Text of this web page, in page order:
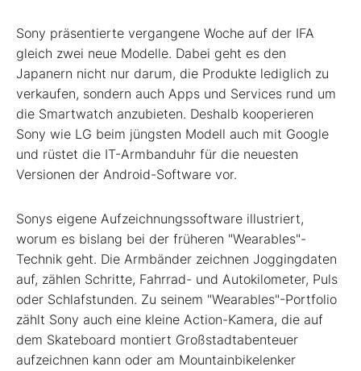
Sony präsentierte vergangene Woche auf der IFA
gleich zwei neue Modelle. Dabei geht es den
Japanern nicht nur darum, die Produkte lediglich zu
verkaufen, sondern auch Apps und Services rund um
die Smartwatch anzubieten. Deshalb kooperieren
Sony wie LG beim jüngsten Modell auch mit Google
und rüstet die IT-Armbanduhr für die neuesten
Versionen der Android-Software vor.
Sonys eigene Aufzeichnungssoftware illustriert,
worum es bislang bei der früheren "Wearables"-
Technik geht. Die Armbänder zeichnen Joggingdaten
auf, zählen Schritte, Fahrrad- und Autokilometer, Puls
oder Schlafstunden. Zu seinem "Wearables"-Portfolio
zählt Sony auch eine kleine Action-Kamera, die auf
dem Skateboard montiert Großstadtabenteuer
aufzeichnen kann oder am Mountainbikelenker